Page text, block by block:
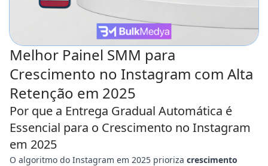
Melhor Painel SMM para
Crescimento no Instagram com Alta
Retenção em 2025
Por que a Entrega Gradual Automática é
Essencial para o Crescimento no Instagram
em 2025
O algoritmo do Instagram em 2025 prioriza crescimento